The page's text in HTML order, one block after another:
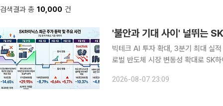
검색결과 총 10,000 건
빅테크 AI 투자 확대, 3분기 최대 실적
로벌 반도체 시장 변동성 확대로 SK
2026-08-07 23:09